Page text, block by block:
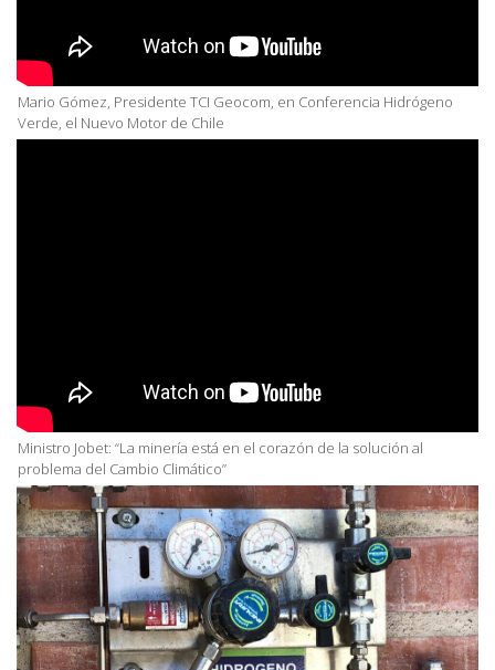
Mario Gómez, Presidente TCI Geocom, en Conferencia Hidrógeno
Verde, el Nuevo Motor de Chile
Ministro Jobet: “La minería está en el corazón de la solución al
problema del Cambio Climático”